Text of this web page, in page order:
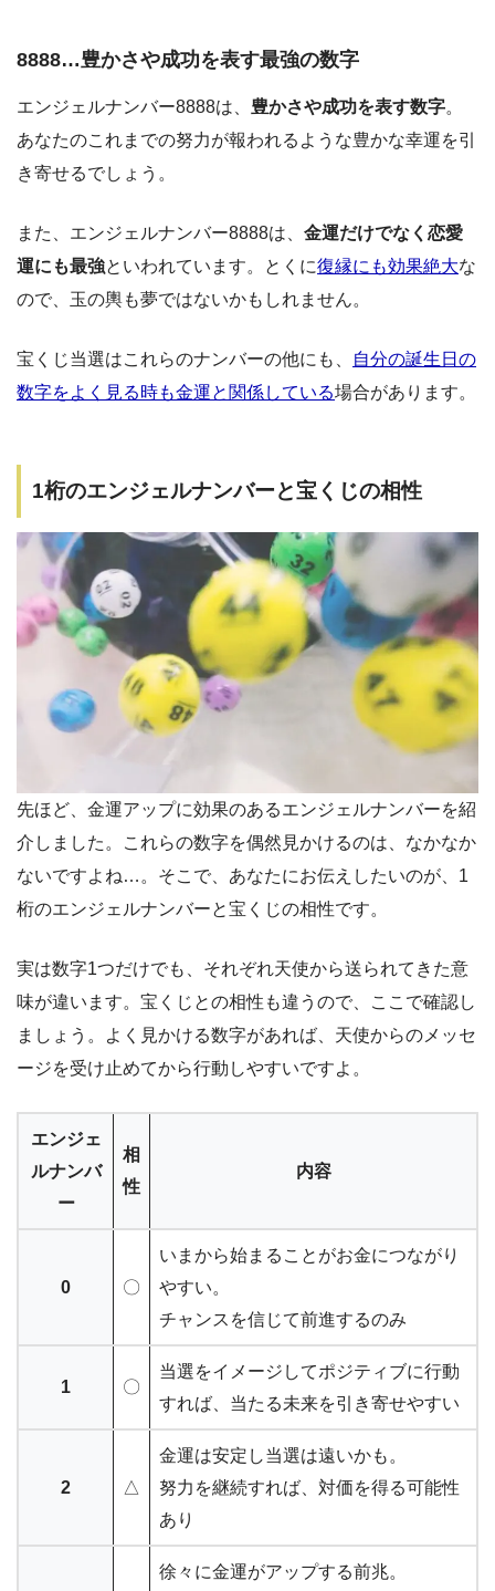
8888…豊かさや成功を表す最強の数字
エンジェルナンバー8888は、 豊かさや成功を表す数字。
あなたのこれまでの努力が報われるような豊かな幸運を引
き寄せるでしょう。
また、エンジェルナンバー8888は、 金運だけでなく恋愛
運にも最強といわれています。とくに復縁にも効果絶大な
ので、玉の輿も夢ではないかもしれません。
宝くじ当選はこれらのナンバーの他にも、
自分の誕生日の
数字をよく見る時も金運と関係している場合があります。
1桁のエンジェルナンバーと宝くじの相性
先ほど、金運アップに効果のあるエンジェルナンバーを紹
介しました。これらの数字を偶然見かけるのは、なかなか
ないですよね…。そこで、あなたにお伝えしたいのが、1
桁のエンジェルナンバーと宝くじの相性です。
実は数字1つだけでも、それぞれ天使から送られてきた意
味が違います。宝くじとの相性も違うので、ここで確認し
ましょう。よく見かける数字があれば、天使からのメッセ
ージを受け止めてから行動しやすいですよ。
エンジェ
ルナンバ
ー
相
性
内容
0 〇
いまから始まることがお金につながり
やすい。
チャンスを信じて前進するのみ
1 〇
当選をイメージしてポジティブに行動
すれば、当たる未来を引き寄せやすい
2 △
金運は安定し当選は遠いかも。
努力を継続すれば、対価を得る可能性
あり
徐々に金運がアップする前兆。